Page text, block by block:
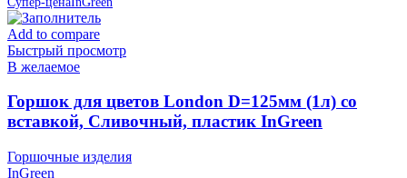
Add to compare
Быстрый просмотр
В желаемое
Горшок для цветов London D=125мм (1л) со
вставкой, Сливочный, пластик InGreen
Горшочные изделия
InGreen